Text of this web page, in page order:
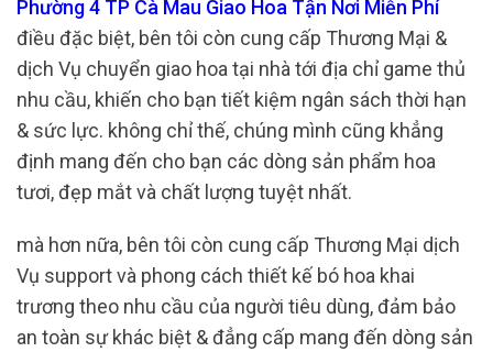
Phường 4 TP Cà Mau Giao Hoa Tận Nơi Miễn Phí
điều đặc biệt, bên tôi còn cung cấp Thương Mại &
dịch Vụ chuyển giao hoa tại nhà tới địa chỉ game thủ
nhu cầu, khiến cho bạn tiết kiệm ngân sách thời hạn
& sức lực. không chỉ thế, chúng mình cũng khẳng
định mang đến cho bạn các dòng sản phẩm hoa
tươi, đẹp mắt và chất lượng tuyệt nhất.
mà hơn nữa, bên tôi còn cung cấp Thương Mại dịch
Vụ support và phong cách thiết kế bó hoa khai
trương theo nhu cầu của người tiêu dùng, đảm bảo
an toàn sự khác biệt & đẳng cấp mang đến dòng sản